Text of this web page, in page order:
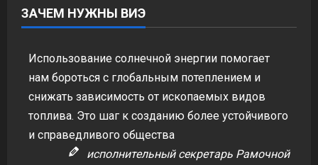
ЗАЧЕМ НУЖНЫ ВИЭ
Использование солнечной энергии помогает
нам бороться с глобальным потеплением и
снижать зависимость от ископаемых видов
топлива. Это шаг к созданию более устойчивого
и справедливого общества
исполнительный секретарь Рамочной